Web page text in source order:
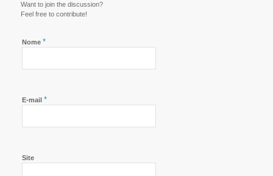
Want to join the discussion?
Feel free to contribute!
Nome *
E-mail *
Site